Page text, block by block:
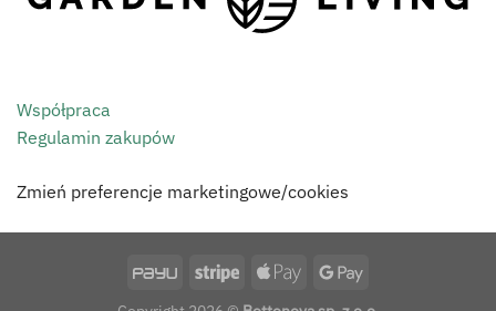
Współpraca
Regulamin zakupów
Zmień preferencje marketingowe/cookies